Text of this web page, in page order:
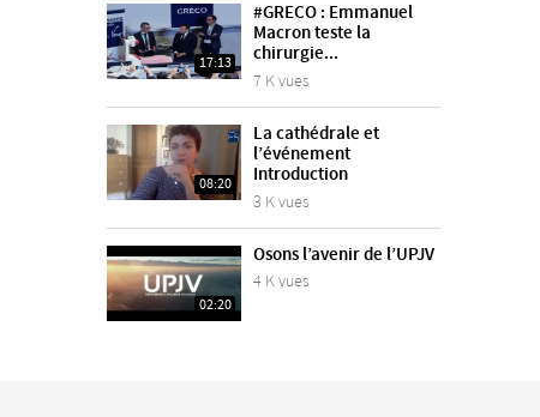
17:13
#GRECO : Emmanuel
Macron teste la
chirurgie...
7 K vues
08:20
La cathédrale et
l’événement
Introduction
3 K vues
02:20
Osons l’avenir de l’UPJV
4 K vues